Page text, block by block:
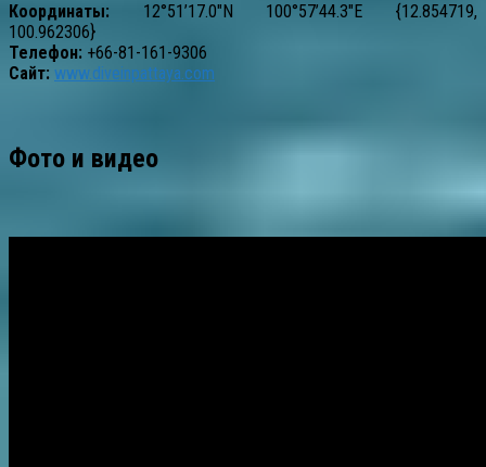
Координаты: 12°51’17.0″N 100°57’44.3″E {12.854719,
100.962306}
Телефон: +66-81-161-9306
Сайт: www.diveinpattaya.com
Фото и видео